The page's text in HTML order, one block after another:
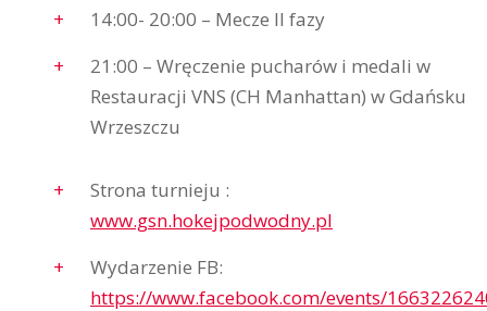
14:00- 20:00 – Mecze II fazy
21:00 – Wręczenie pucharów i medali w
Restauracji VNS (CH Manhattan) w Gdańsku
Wrzeszczu
Strona turnieju :
www.gsn.hokejpodwodny.pl
Wydarzenie FB:
https://www.facebook.com/events/